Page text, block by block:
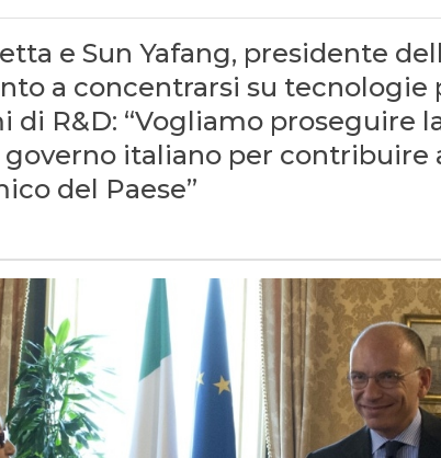
e Sun Yafang, presidente
a concentrarsi su tecnologie
R&D: “Vogliamo proseguire
governo italiano per
del Paese”